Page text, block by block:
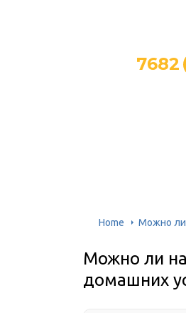
7682
Home Можно ли
Можно ли
домашних